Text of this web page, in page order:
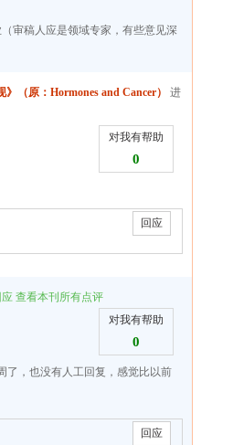
审稿人应是领域专家，有些意见深
（原：Hormones and Cancer）
进
对我有帮助
0
回应
查看本刊所有点评
对我有帮助
0
了，也没有人工回复，感觉比以前
回应